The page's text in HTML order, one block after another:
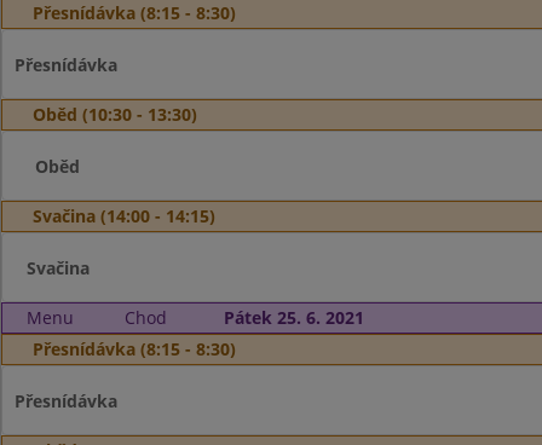
Přesnídávka (8:15 - 8:30)
Přesnídávka
Oběd (10:30 - 13:30)
Oběd
Svačina (14:00 - 14:15)
Svačina
Menu Chod
Pátek 25. 6. 2021
Přesnídávka (8:15 - 8:30)
Přesnídávka